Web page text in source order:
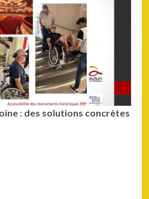
: des solutions concrètes